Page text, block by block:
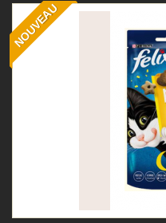
NOUVEAU